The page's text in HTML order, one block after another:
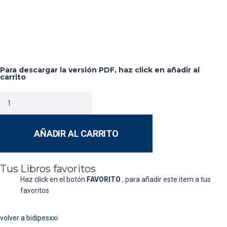
Para descargar la versión PDF, haz click en añadir al
carrito
AÑADIR AL CARRITO
Tus Libros favoritos
Haz click en el botón FAVORITO , para añadir este item a tus
favoritos
volver a bidipesxxi